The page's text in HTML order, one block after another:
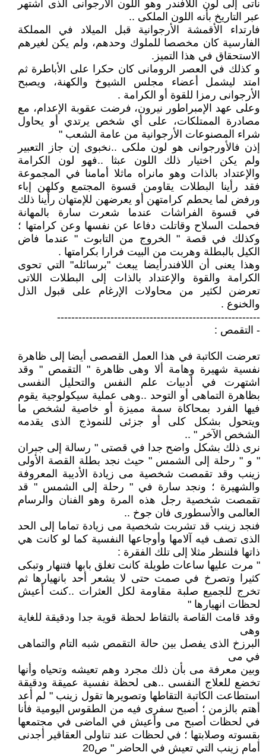
نأتى إلى لون اللافندر وهو اللون الأرجوانى الذى اشتهر
عبر التاريخ بأنه اللون الملكى ..
فارتداء الأقمشة الأرجوانية قبل الميلاد في المملكة
الفارسية كان مخصصا للملوك وحدهم، ولم يكن لغيرهم
الاستحقاق في هذا التميز.
و كذلك في العصر الرومانى كان حكرا على الأباطرة ثم
امتد ليشمل أعضاء مجلس الشيوخ والكهنة، ويصبح
الأرجوانى رمزا للقوة أو الكرامة .
وعلى عهد الإمبراطور نيرون، فرضت عقوبة الإعدام، مع
مصادرة الممتلكات، على أي شخص يرتدي أو يحاول
شراء المصنوعات الأرجوانية من عامة الشعب "
إذن فالأورجوانى هو لون ملكى ..نخبوى إن جاز التعبير
ولم يكن اختيار ذلك اللون عبثا ..فهو لون الكرامة
والإعتداد بالذات وهو مانراه ماثلا أمامنا في المجموعة
فقد رأينا البطلات يقاومن قسوة المجتمع وكلهن إباء
ورفض لما يحطم كرامتهن أو يعرضهن للإمتهان رأينا ذلك
في قسوة الفراشات عندما شعرت سارة بالمهانة
فحملت السلاح وقاتلت دفاعا عن نفسها وعن كرامتها ؛
وكذلك في قصة " الخروج من التابوت " عندما فاض
الكيل بالبطلة وهربت من البيت فرارا بكرامتها .
وهذا يعنى أن اللافندرأيضا يبعث "برسائله" التي تحوى
الكرامة والقوة والإعتداد بالذات إلى البطلات اللاتى
تعرضن لكثير من محاولات الإرغام على قبول الذل
والخنوع .
---------------------------------------------------------
- التقمص :
تعرضت الكاتبة في هذا العمل القصصى أيضا إلى ظاهرة
نفسية شهيرة وهامة ألا وهى ظاهرة " التقمص " وقد
اشتهرت في أدبيات علم النفس والتحليل النفسى
بظاهرة التماهى أو التوحد ..وهى عملية سيكولوجية يقوم
فيها الفرد بمحاكاة سمة مميزة أو خاصية لشخص ما
ويتحول بشكل كلى أو جزئى للنموذج الذى يقدمه
الشخص الآخر " ..
نرى ذلك بشكل واضح جدا في قصتى " رسالة إلى جبران
" و " رحلة إلى الشمس " حيث نجد بطلة القصة الأولى
زينب وقد تقمصت شخصية مى زيادة الأديبة المعروفة
والشهيرة ؛ ونجد سارة في " رحلة إلى الشمس " قد
تقمصت شخصية رجل هذه المرة وهو الفنان والرسام
العالمى والأسطورى فان جوخ ..
فنجد زينب قد تشربت شخصية مى زيادة تماما إلى الحد
الذى تصف فيه آلامها وأوجاعها النفسية كما لو كانت هي
ذاتها فلننظر مثلا إلى تلك الفقرة :
" مرت عليها ساعات طويلة كانت تغلق بابها فتنهار وتبكى
كثيرا وتصرخ في صمت حتى لا يشعر أحد بانهيارها ثم
تخرج للجميع صلبة مقاومة لكل العثرات ..كنت أعيش
لحظات انهيارها "
وقد قامت القاصة بالتقاط لحظة قوية جدا ودقيقة للغاية
وهى
البرزخ الذى يفصل بين حالة التقمص شبه التام والتماهى
في مى
وبين معرفة مى بأن ذلك مجرد وهم تعيشه وتحياه وأنها
تخضع للعلاج النفسى ..هى لحظة نفسية عميقة ودقيقة
استطاعت الكاتبة التقاطها وتصويرها تقول زينب " لم أعد
أهتم بالزمن ؛ أصبح سفرى فيه من الطقوس اليومية فأنا
في لحظات أصبح مى وأعيش في الماضى في مجتمعها
بقسوته وصلابتها ؛ في لحظات عند تناولى العقاقير أجدنى
أمام زينب التي تعيش في الحاضر " ص20